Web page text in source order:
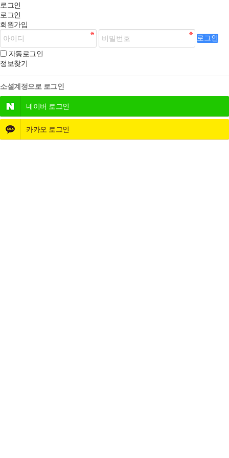
로그인
로그인
회원가입
로그인
자동로그인
정보찾기
소셜계정으로 로그인
네이버 로그인
카카오 로그인